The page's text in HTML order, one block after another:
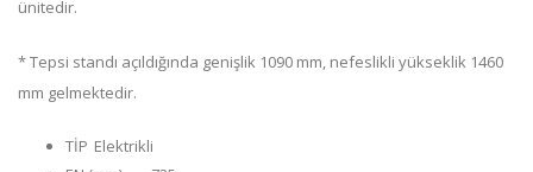
ünitedir.
* Tepsi standı açıldığında genişlik 1090 mm, nefeslikli yükseklik 1460
mm gelmektedir.
TİP Elektrikli